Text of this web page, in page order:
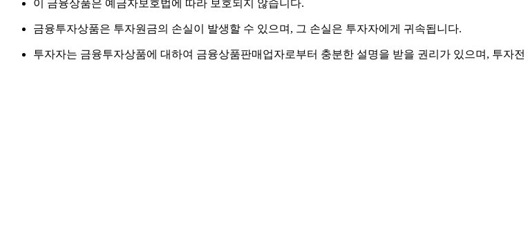
이 금융상품은 예금자보호법에 따라 보호되지 않습니다.
금융투자상품은 투자원금의 손실이 발생할 수 있으며, 그 손실은 투자자에게 귀속됩니다.
투자자는 금융투자상품에 대하여 금융상품판매업자로부터 충분한 설명을 받을 권리가 있으며, 투자